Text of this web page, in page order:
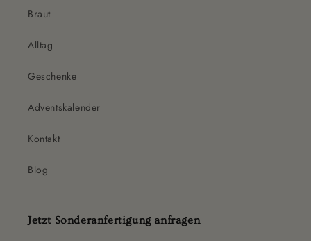
Braut
Alltag
Geschenke
Adventskalender
Kontakt
Blog
Jetzt Sonderanfertigung anfragen